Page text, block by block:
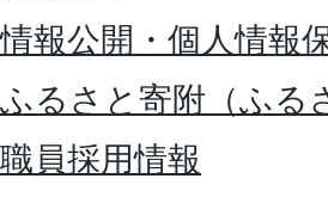
情報公開・個人情報
ふるさと寄附（ふる
職員採用情報